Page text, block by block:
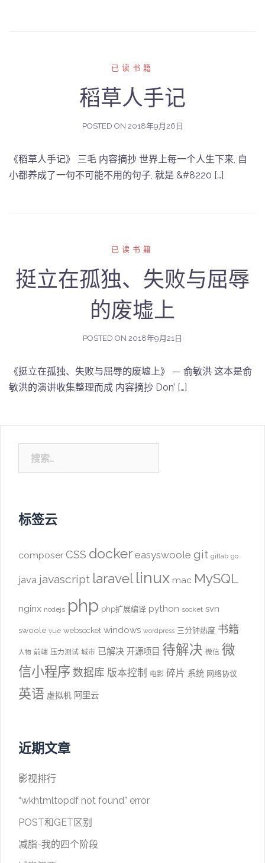
已读书籍
稻草人手记
POSTED ON 2018年9月26日
《稻草人手记》 三毛 内容摘抄 世界上每一个人生下来, 自
小都养成了一句不可能不用的句子, 就是 &#8220 […]
已读书籍
挺立在孤独、失败与屈辱
的废墟上
POSTED ON 2018年9月21日
《挺立在孤独、失败与屈辱的废墟上》 — 俞敏洪 这本是俞
敏洪的演讲收集整理而成 内容摘抄 Don’ […]
索：
标签云
composer CSS docker easyswoole git gitlab go
java javascript laravel linux mac MySQL
nginx nodejs php php扩展编译 python socket svn
swoole vue websocket windows wordpress 三分钟热度 书籍
人物 前端 压力测试 城市 已解决 开源项目 待解决 微信 微
信小程序 数据库 版本控制 电影 碎片 系统 网络协议
英语 虚拟机 阿里云
近期文章
影视排行
“wkhtmltopdf not found” error
POST和GET区别
减脂-我的四个阶段